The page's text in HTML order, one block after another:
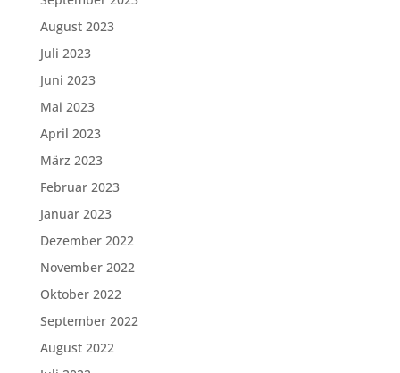
August 2023
Juli 2023
Juni 2023
Mai 2023
April 2023
März 2023
Februar 2023
Januar 2023
Dezember 2022
November 2022
Oktober 2022
September 2022
August 2022